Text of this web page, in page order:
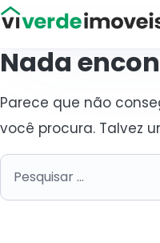
Viver de Imóveis
Nada
Parece que não
você procura. Talvez
Pesquisar por: